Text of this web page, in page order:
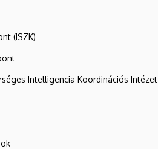
(ISZK)
Intelligencia Koordinációs Intézet